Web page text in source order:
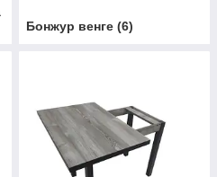
Бонжур венге (6)